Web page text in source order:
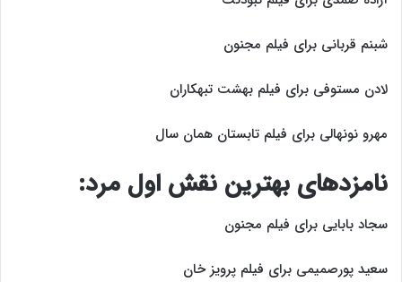
شبنم قربانی برای فیلم مجنون
لادن مستوفی برای فیلم بهشت تبهکاران
مهرو نونهالی برای فیلم تابستان همان سال
نامزد‌های بهترین نقش اول مرد:
سجاد بابایی برای فیلم مجنون
سعید پورصمیمی برای فیلم پرویز خان